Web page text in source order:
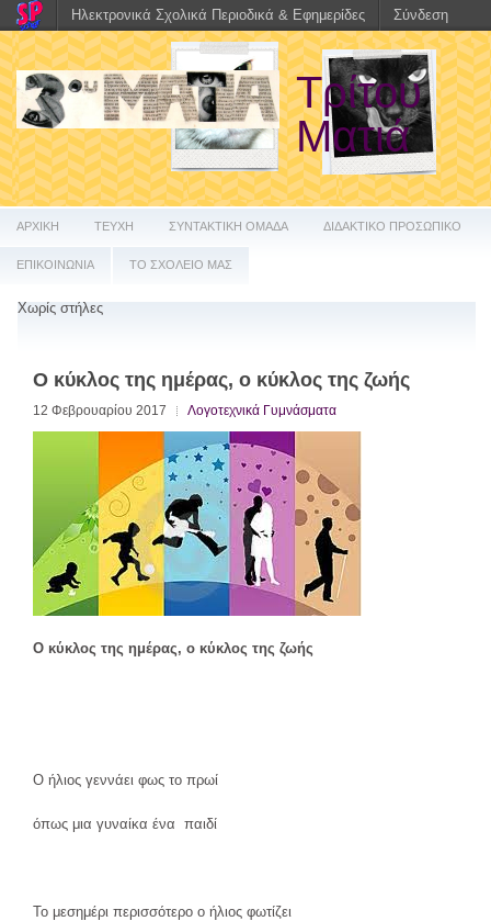
Τρίτου
Ματιά
ΑΡΧΙΚΗ ΤΕΥΧΗ ΣΥΝΤΑΚΤΙΚΗ ΟΜΑΔΑ ΔΙΔΑΚΤΙΚΟ ΠΡΟΣΩΠΙΚΟ
ΕΠΙΚΟΙΝΩΝΙΑ ΤΟ ΣΧΟΛΕΙΟ ΜΑΣ
Χωρίς στήλες
Ο κύκλος της ημέρας, ο κύκλος της ζωής
12 Φεβρουαρίου 2017 Λογοτεχνικά Γυμνάσματα
Ο κύκλος της ημέρας, ο κύκλος της ζωής
Ο ήλιος γεννάει φως το πρωί
όπως μια γυναίκα ένα παιδί
Το μεσημέρι περισσότερο ο ήλιος φωτίζει
Ηλεκτρονικά Σχολικά Περιοδικά & Εφημερίδες Σύνδεση